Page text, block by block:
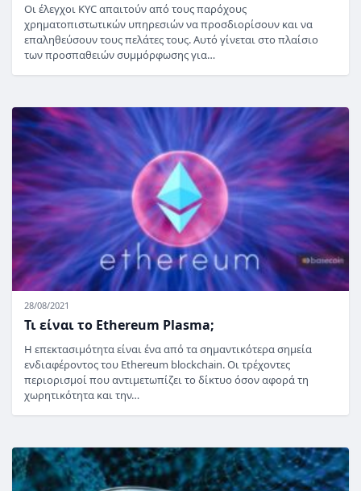
Οι έλεγχοι KYC απαιτούν από τους παρόχους
χρηματοπιστωτικών υπηρεσιών να προσδιορίσουν και να
επαληθεύσουν τους πελάτες τους. Αυτό γίνεται στο πλαίσιο
των προσπαθειών συμμόρφωσης για…
28/08/2021
Τι είναι το Ethereum Plasma;
Η επεκτασιμότητα είναι ένα από τα σημαντικότερα σημεία
ενδιαφέροντος του Ethereum blockchain. Οι τρέχοντες
περιορισμοί που αντιμετωπίζει το δίκτυο όσον αφορά τη
χωρητικότητα και την…